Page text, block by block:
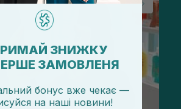
ЗНИЖКУ
ЗАМОВЛЕНЯ
бонус вже чекає —
на наші новини!